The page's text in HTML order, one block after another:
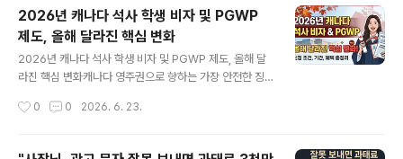
니다. 과거에는 배우자 중 한 명이 공립 컬리지 이상의 교육
기관에 등록하기만 하면 나머지 한 명에게는 현지에서 자
유롭게 일할 수 있는 오픈 워크퍼밋이 거의 자동적으로 주
어졌습니다. 하지만 2026년 현재, 이 낭만적인 공식은 완
전히 깨졌습니다. "배우자가 유학을 가면 나도 당연히 일할
국경에서 철저하게 입국 및 비자 발급을 거절당하는 뼈아
2026년 캐나다 석사 학생 비자 및 PGWP
제도, 올해 달라진 핵심 변화
2026년 캐나다 석사 학생 비자 및 PGWP 제도, 올해 달
라진 핵심 변화캐나다 영주권으로 향하는 가장 안전한 징
났습니다. 특히 많은 이들이 선택하던 캐나다 석사 학생 비
기존 방식 그대로 준비하던 신청자들 사이에서 비상이 걸
0 0 2026. 6. 23.